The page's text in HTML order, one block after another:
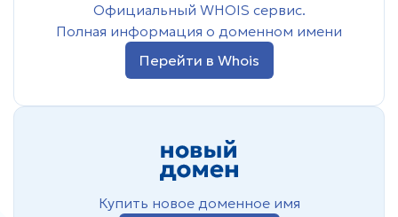
Официальный WHOIS сервис.
Полная информация о доменном имени
Перейти в Whois
Купить новое доменное имя